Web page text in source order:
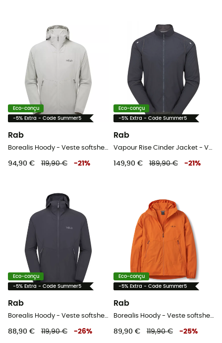
Eco-conçu
-5% Extra - Code Summer5
Rab
Borealis Hoody - Veste softshell homme
94,90 € 119,90 € -21 %
Eco-conçu
-5% Extra - Code Summer5
Rab
Vapour Rise Cinder Jacket - Veste softshell homme
149,90 € 189,90 € -21 %
Eco-conçu
-5% Extra - Code Summer5
Rab
Borealis Hoody - Veste softshell homme
88,90 € 119,90 € -26%
Eco-conçu
-5% Extra - Code Summer5
Rab
Borealis Hoody - Veste softshell homme
89,90 € 119,90 € -25%